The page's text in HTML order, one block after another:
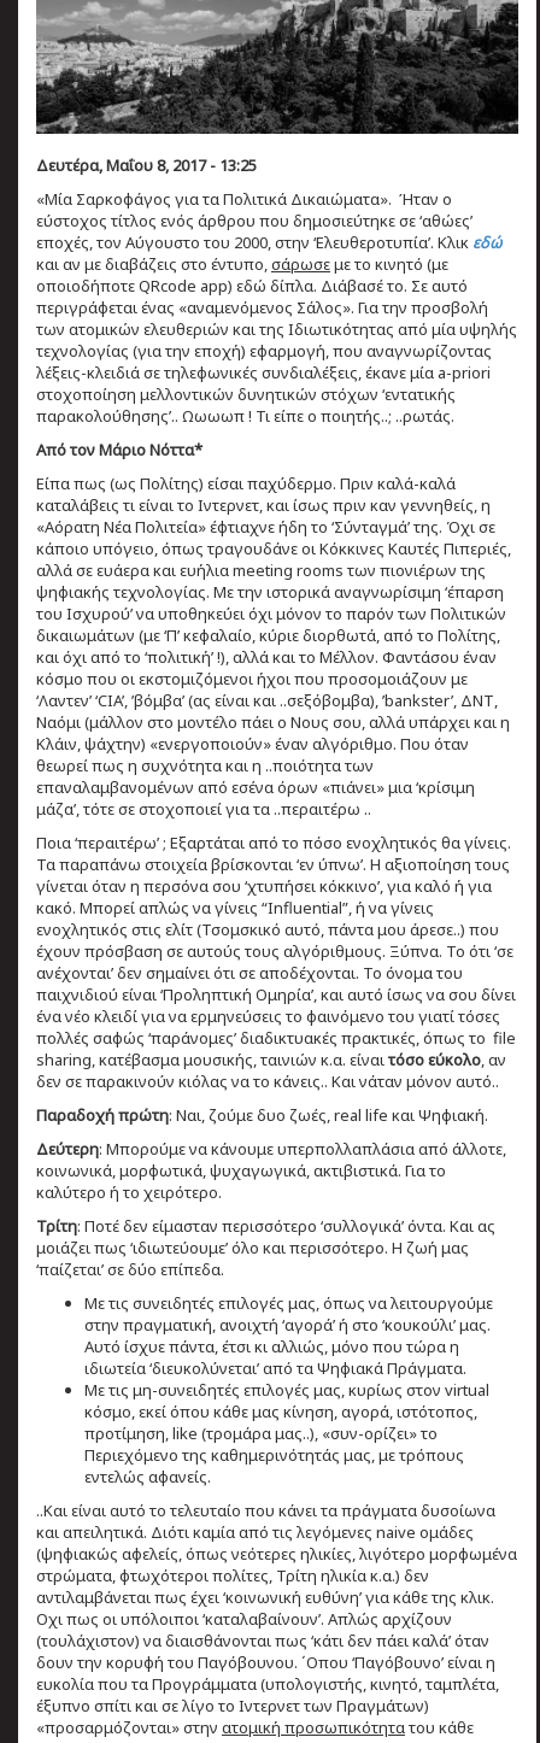
Δευτέρα, Μαΐου 8, 2017 - 13:25
«Μία Σαρκοφάγος για τα Πολιτικά Δικαιώματα». Ήταν ο
εύστοχος τίτλος ενός άρθρου που δημοσιεύτηκε σε ‘αθώες’
εποχές, τον Αύγουστο του 2000, στην ‘Ελευθεροτυπία’. Κλικ εδώ
και αν με διαβάζεις στο έντυπο,σάρωσεμε το κινητό (με
οποιοδήποτε QRcode app) εδώ δίπλα. Διάβασέ το. Σε αυτό
περιγράφεται ένας «αναμενόμενος Σάλος». Για την προσβολή
των ατομικών ελευθεριών και της Ιδιωτικότητας από μία υψηλής
τεχνολογίας (για την εποχή) εφαρμογή, που αναγνωρίζοντας
λέξεις-κλειδιά σε τηλεφωνικές συνδιαλέξεις, έκανε μία a-priori
στοχοποίηση μελλοντικών δυνητικών στόχων ‘εντατικής
παρακολούθησης’.. Ωωωωπ ! Τι είπε ο ποιητής..; ..ρωτάς.
Από τον Μάριο Νόττα*
Είπα πως (ως Πολίτης) είσαι παχύδερμο. Πριν καλά-καλά
καταλάβεις τι είναι το Ιντερνετ, και ίσως πριν καν γεννηθείς, η
«Αόρατη Νέα Πολιτεία» έφτιαχνε ήδη το ‘Σύνταγμά’ της. Όχι σε
κάποιο υπόγειο, όπως τραγουδάνε οι Κόκκινες Καυτές Πιπεριές,
αλλά σε ευάερα και ευήλια meeting rooms των πιονιέρων της
ψηφιακής τεχνολογίας. Με την ιστορικά αναγνωρίσιμη ‘έπαρση
του Ισχυρού’ να υποθηκεύει όχι μόνον το παρόν των Πολιτικών
δικαιωμάτων (με ‘Π’ κεφαλαίο, κύριε διορθωτά, από το Πολίτης,
και όχι από το ‘πολιτική’ !), αλλά και το Μέλλον. Φαντάσου έναν
κόσμο που οι εκστομιζόμενοι ήχοι που προσομοιάζουν με
‘Λαντεν’ ‘CIA’, ’βόμβα’ (ας είναι και ..σεξόβομβα), ’bankster’, ΔΝΤ,
Nαόμι (μάλλον στο μοντέλο πάει ο Νους σου, αλλά υπάρχει και η
Κλάιν, ψάχτην) «ενεργοποιούν» έναν αλγόριθμο. Που όταν
θεωρεί πως η συχνότητα και η ..ποιότητα των
επαναλαμβανομένων από εσένα όρων «πιάνει» μια ‘κρίσιμη
μάζα’, τότε σε στοχοποιεί για τα ..περαιτέρω ..
Ποια ‘περαιτέρω’ ; Εξαρτάται από το πόσο ενοχλητικός θα γίνεις.
Τα παραπάνω στοιχεία βρίσκονται ‘εν ύπνω’. Η αξιοποίηση τους
γίνεται όταν η περσόνα σου ‘χτυπήσει κόκκινο’, για καλό ή για
κακό. Μπορεί απλώς να γίνεις “Influential”, ή να γίνεις
ενοχλητικός στις ελίτ (Τσομσκικό αυτό, πάντα μου άρεσε..) που
έχουν πρόσβαση σε αυτούς τους αλγόριθμους. Ξύπνα. Το ότι ‘σε
ανέχονται’ δεν σημαίνει ότι σε αποδέχονται. Το όνομα του
παιχνιδιού είναι ‘Προληπτική Ομηρία’, και αυτό ίσως να σου δίνει
ένα νέο κλειδί για να ερμηνεύσεις το φαινόμενο του γιατί τόσες
πολλές σαφώς ‘παράνομες’ διαδικτυακές πρακτικές, όπως το file
sharing, κατέβασμα μουσικής, ταινιών κ.α. είναιτόσο εύκολο, αν
δεν σε παρακινούν κιόλας να το κάνεις.. Και νάταν μόνον αυτό..
Παραδοχή πρώτη: Ναι, ζούμε δυο ζωές, real life και Ψηφιακή.
Δεύτερη: Μπορούμε να κάνουμε υπερπολλαπλάσια από άλλοτε,
κοινωνικά, μορφωτικά, ψυχαγωγικά, ακτιβιστικά. Για το
καλύτερο ή το χειρότερο.
Τρίτη: Ποτέ δεν είμασταν περισσότερο ‘συλλογικά’ όντα. Και ας
μοιάζει πως ‘ιδιωτεύουμε’ όλο και περισσότερο. Η ζωή μας
‘παίζεται’ σε δύο επίπεδα.
Με τις συνειδητές επιλογές μας, όπως να λειτουργούμε
στην πραγματική, ανοιχτή ‘αγορά’ ή στο ‘κουκούλι’ μας.
Αυτό ίσχυε πάντα, έτσι κι αλλιώς, μόνο που τώρα η
ιδιωτεία ‘διευκολύνεται’ από τα Ψηφιακά Πράγματα.
Με τις μη-συνειδητές επιλογές μας, κυρίως στον virtual
κόσμο, εκεί όπου κάθε μας κίνηση, αγορά, ιστότοπος,
προτίμηση, like (τρομάρα μας..), «συν-ορίζει» το
Περιεχόμενο της καθημερινότητάς μας, με τρόπους
εντελώς αφανείς.
..Και είναι αυτό το τελευταίο που κάνει τα πράγματα δυσοίωνα
και απειλητικά. Διότι καμία από τις λεγόμενες naive ομάδες
(ψηφιακώς αφελείς, όπως νεότερες ηλικίες, λιγότερο μορφωμένα
στρώματα, φτωχότεροι πολίτες, Τρίτη ηλικία κ.α.) δεν
αντιλαμβάνεται πως έχει ‘κοινωνική ευθύνη’ για κάθε της κλικ.
Οχι πως οι υπόλοιποι ‘καταλαβαίνουν’. Απλώς αρχίζουν
(τουλάχιστον) να διαισθάνονται πως ‘κάτι δεν πάει καλά’ όταν
δουν την κορυφή του Παγόβουνου. ΄Οπου ‘Παγόβουνο’ είναι η
ευκολία που τα Προγράμματα (υπολογιστής, κινητό, ταμπλέτα,
έξυπνο σπίτι και σε λίγο το Ιντερνετ των Πραγμάτων)
«προσαρμόζονται» στην ατομική προσωπικότητατου κάθε